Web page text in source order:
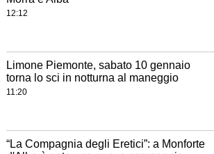
12:12
Limone Piemonte, sabato 10 gennaio
torna lo sci in notturna al maneggio
11:20
“La Compagnia degli Eretici”: a Monforte